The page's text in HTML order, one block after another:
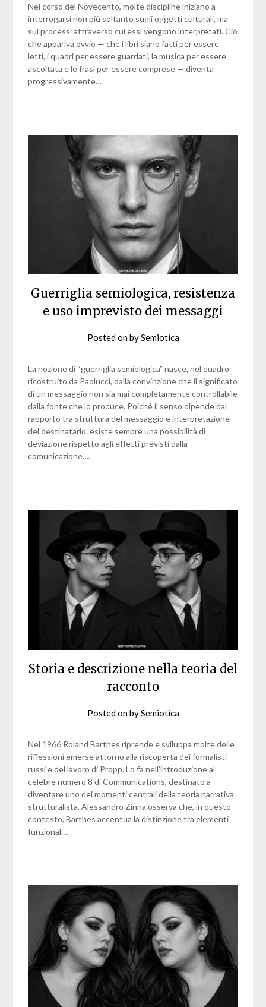
Nel corso del Novecento, molte discipline iniziano a
interrogarsi non più soltanto sugli oggetti culturali, ma
sui processi attraverso cui essi vengono interpretati. Ciò
che appariva ovvio — che i libri siano fatti per essere
letti, i quadri per essere guardati, la musica per essere
ascoltata e le frasi per essere comprese — diventa
progressivamente…
Guerriglia semiologica, resistenza
e uso imprevisto dei messaggi
Posted onbySemiotica
La nozione di “guerriglia semiologica” nasce, nel quadro
ricostruito da Paolucci, dalla convinzione che il significato
di un messaggio non sia mai completamente controllabile
dalla fonte che lo produce. Poiché il senso dipende dal
rapporto tra struttura del messaggio e interpretazione
del destinatario, esiste sempre una possibilità di
deviazione rispetto agli effetti previsti dalla
comunicazione….
Storia e descrizione nella teoria del
racconto
Posted onbySemiotica
Nel 1966 Roland Barthes riprende e sviluppa molte delle
riflessioni emerse attorno alla riscoperta dei formalisti
russi e del lavoro di Propp. Lo fa nell’introduzione al
celebre numero 8 di Communications, destinato a
diventare uno dei momenti centrali della teoria narrativa
strutturalista. Alessandro Zinna osserva che, in questo
contesto, Barthes accentua la distinzione tra elementi
funzionali…